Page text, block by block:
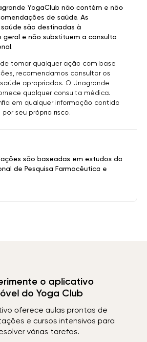
são baseadas em estudos do
de Pesquisa Farmacêutica e
YogaClub não contém e não
de saúde. As
são destinadas à
geral e não substituem a consulta
tomar qualquer ação com base
recomendamos consultar os
apropriados. O Unagrande
qualquer consulta médica.
em qualquer informação contida
seu próprio risco.
o aplicativo
do Yoga Club
oferece aulas prontas de
e cursos intensivos para
várias tarefas.